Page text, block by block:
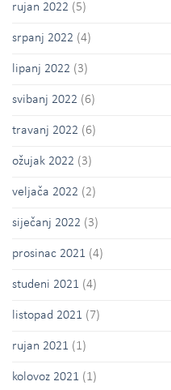
rujan 2022 (5)
srpanj 2022 (4)
lipanj 2022 (3)
svibanj 2022 (6)
travanj 2022 (6)
ožujak 2022 (3)
veljača 2022 (2)
siječanj 2022 (3)
prosinac 2021 (4)
studeni 2021 (4)
listopad 2021 (7)
rujan 2021 (1)
kolovoz 2021 (1)